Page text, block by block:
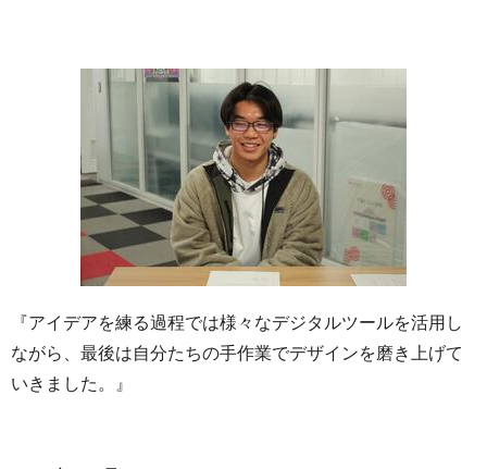
『アイデアを練る過程では様々なデジタルツールを活用し
ながら、最後は自分たちの手作業でデザインを磨き上げて
いきました。』